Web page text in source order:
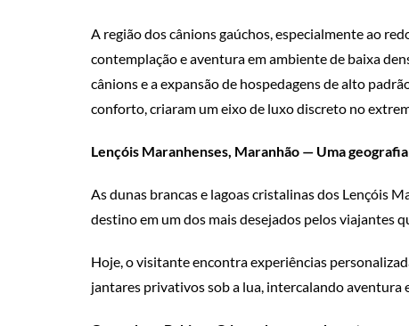
A região dos cânions gaúchos, especialmente ao
contemplação e aventura em ambiente de baixa
cânions e a expansão de hospedagens de alto
conforto, criaram um eixo de luxo discreto no
Lençóis Maranhenses, Maranhão — Uma
As dunas brancas e lagoas cristalinas dos Lençóis
destino em um dos mais desejados pelos viajantes
Hoje, o visitante encontra experiências
jantares privativos sob a lua, intercalando aventura